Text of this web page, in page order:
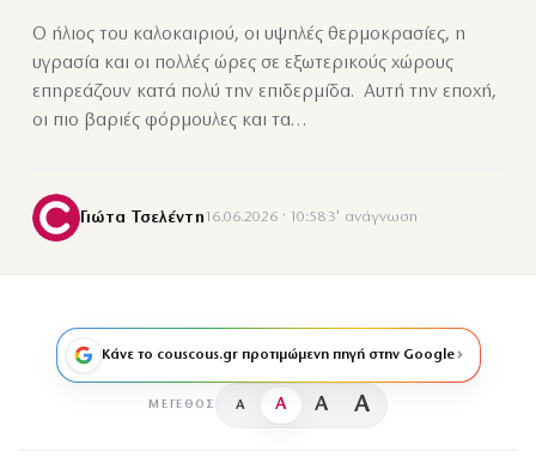
Ο ήλιος του καλοκαιριού, οι υψηλές θερμοκρασίες, η
υγρασία και οι πολλές ώρες σε εξωτερικούς χώρους
επηρεάζουν κατά πολύ την επιδερμίδα. Αυτή την εποχή,
οι πιο βαριές φόρμουλες και τα…
Γιώτα Τσελέντη16.06.2026 · 10:58·3′ ανάγνωση
Κάνε το couscous.gr προτιμώμενη πηγή στην Google
ΜΈΓΕΘΟΣ A A A A